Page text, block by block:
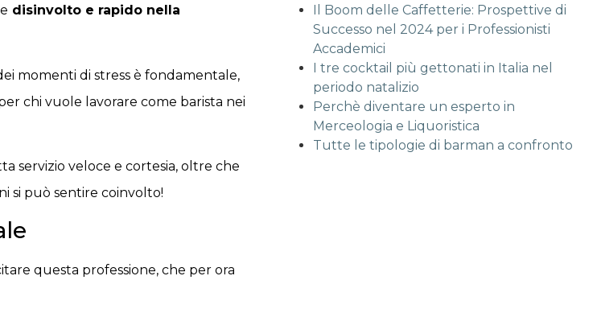
disinvolto e rapido nella
momenti di stress è fondamentale,
chi vuole lavorare come barista nei
servizio veloce e cortesia, oltre che
si può sentire coinvolto!
questa professione, che per ora
Il Boom delle Caffetterie: Prospettive di
Successo nel 2024 per i Professionisti
Accademici
I tre cocktail più gettonati in Italia nel
periodo natalizio
Perchè diventare un esperto in
Merceologia e Liquoristica
Tutte le tipologie di barman a confronto